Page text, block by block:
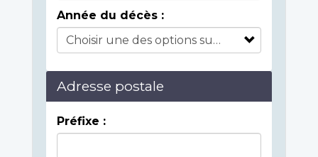
Année du décès :
Adresse postale
Préfixe :